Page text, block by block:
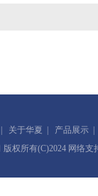
关于华夏 产品展示
版权所有(C)2024 网络支